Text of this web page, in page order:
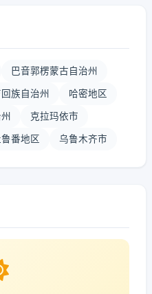
巴音郭楞蒙古自治州
族自治州 哈密地区
克拉玛依市
鲁番地区 乌鲁木齐市